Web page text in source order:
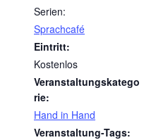
Serien:
Sprachcafé
Eintritt:
Kostenlos
Veranstaltungskatego
rie:
Hand in Hand
Veranstaltung-Tags: